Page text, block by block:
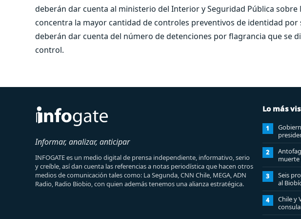
deberán dar cuenta al ministerio del Interior y Seguridad Pública sobre
concentra la mayor cantidad de controles preventivos de identidad por
deberán dar cuenta del número de detenciones por flagrancia que se
control.
Informar, analizar, anticipar
INFOGATE es un medio digital de prensa independiente, informativo, serio
y creíble, así dan cuenta las referencias a notas periodística que hacen otros
medios de comunicación tales como: La Segunda, CNN Chile, MEGA, ADN
Radio, Radio Biobio, con quien además tenemos una alianza estratégica.
Lo más
1
2
muerte
3
Seis
al
4
Chile y